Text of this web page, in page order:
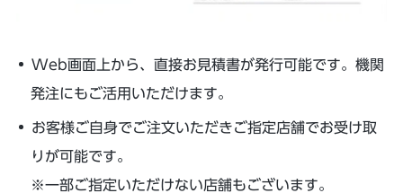
Web画面上から、直接お見積書が発行可能です。機関
発注にもご活用いただけます。
お客様ご自身でご注文いただきご指定店舗でお受け取
りが可能です。
※一部ご指定いただけない店舗もございます。